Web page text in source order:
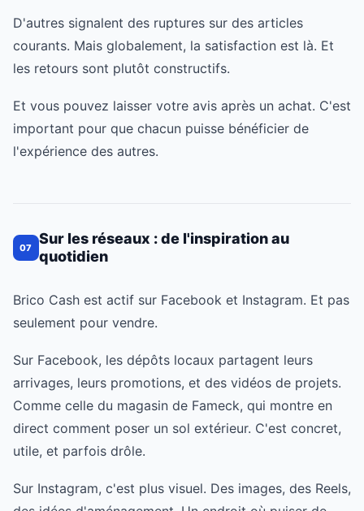
D'autres signalent des ruptures sur des articles
courants. Mais globalement, la satisfaction est là. Et
les retours sont plutôt constructifs.
Et vous pouvez laisser votre avis après un achat. C'est
important pour que chacun puisse bénéficier de
l'expérience des autres.
07
Sur les réseaux : de l'inspiration au
quotidien
Brico Cash est actif sur Facebook et Instagram. Et pas
seulement pour vendre.
Sur Facebook, les dépôts locaux partagent leurs
arrivages, leurs promotions, et des vidéos de projets.
Comme celle du magasin de Fameck, qui montre en
direct comment poser un sol extérieur. C'est concret,
utile, et parfois drôle.
Sur Instagram, c'est plus visuel. Des images, des Reels,